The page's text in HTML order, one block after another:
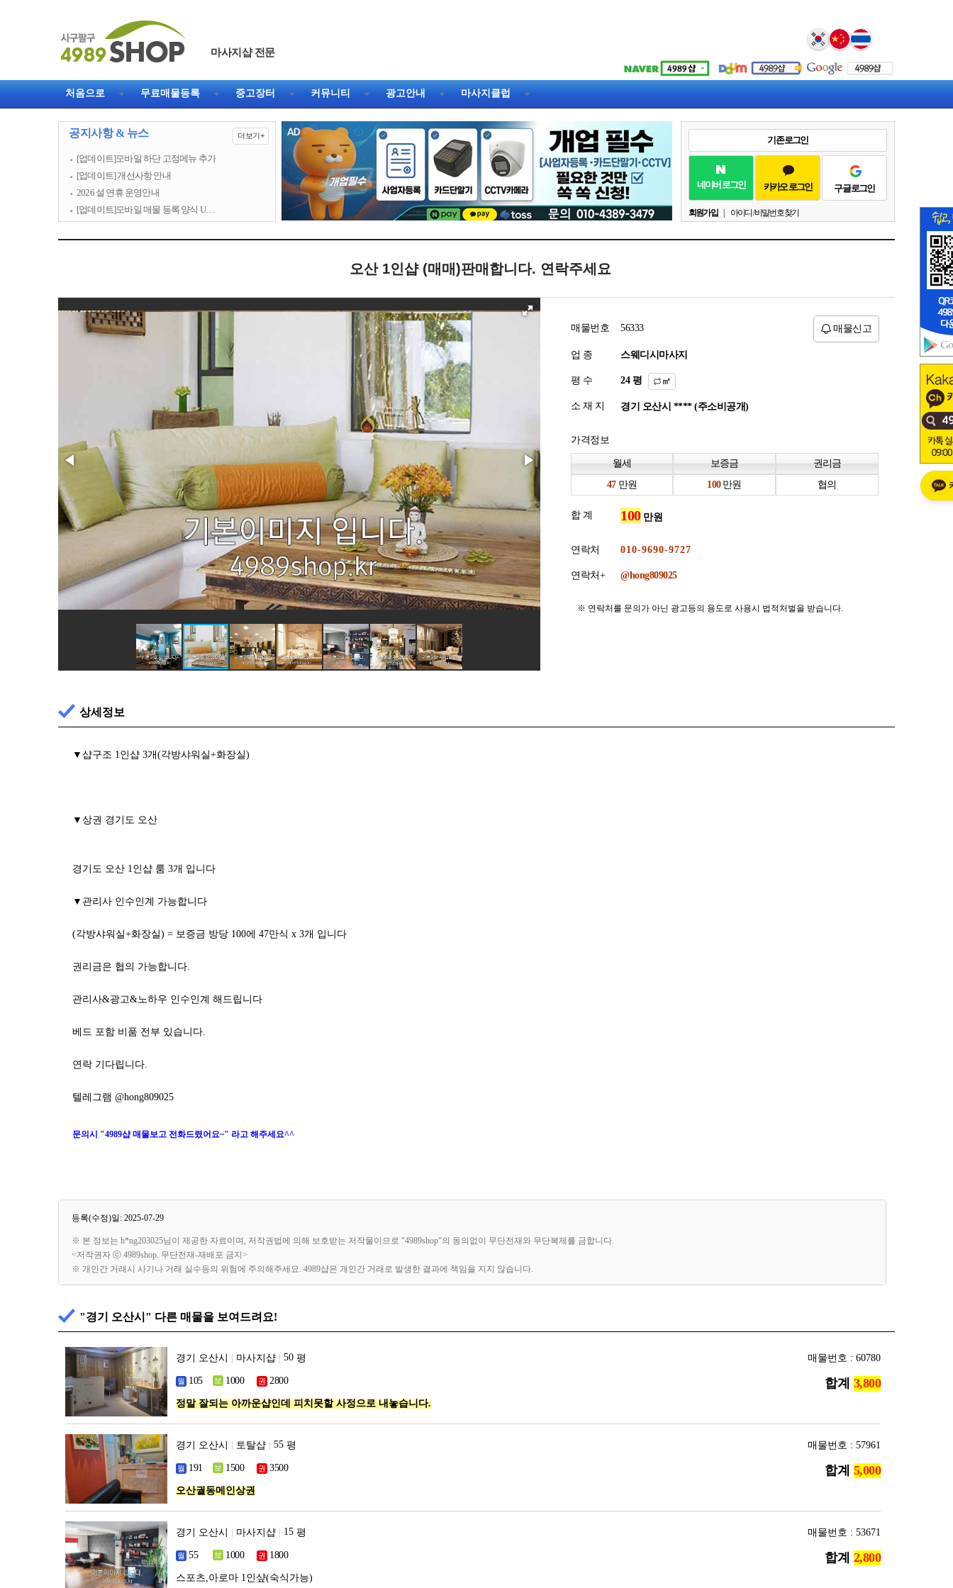
Select Language ▼
마사지샵 전문
처음으로 무료매물등록 중고장터 커뮤니티 광고안내 마사지클럽
공지사항 & 뉴스 더보기+
[업데이트]모바일 하단 고정메뉴 추가
[업데이트] 개선사항 안내
2026 설 연휴 운영안내
[업데이트]모바일 매물 등록 양식 U…
기존 로그인
네이버 로그인 카카오 로그인 구글 로그인
회원가입 아이디 / 비밀번호 찾기
오산 1인샵 (매매)판매합니다. 연락주세요
매물번호 56333 매물신고
업 종 스웨디시마사지
평 수 평 ㎡
소 재 지 경기 오산시 **** (주소비공개)
가격정보
월세 보증금
권리금
만원
만원 협의
합 계 만원
연락처
연락처+
※ 연락처를 문의가 아닌 광고등의 용도로 사용시 법적처벌을 받습니다.
상세정보
▼샵구조 1인샵 3개(각방샤워실+화장실)
▼상권 경기도 오산
경기도 오산 1인샵 룸 3개 입니다
▼관리사 인수인계 가능합니다
(각방샤워실+화장실) = 보증금 방당 100에 47만식 x 3개 입니다
권리금은 협의 가능합니다.
관리사&광고&노하우 인수인계 해드립니다
베드 포함 비품 전부 있습니다.
연락 기다립니다.
텔레그램 @hong809025
문의시 "4989샵 매물보고 전화드렸어요~" 라고 해주세요^^
등록(수정)일: 2025-07-29
※ 본 정보는 h*ng203025님이 제공한 자료이며, 저작권법에 의해 보호받는 저작물이므로 "4989shop"의 동의없이 무단전재와 무단복제를 금합니다.
<저작권자 ⓒ 4989shop. 무단전재-재배포 금지>
※ 개인간 거래시 사기나 거래 실수등의 위험에 주의해주세요. 4989샵은 개인간 거래로 발생한 결과에 책임을 지지 않습니다.
"경기 오산시" 다른 매물을 보여드려요!
경기 오산시 마사지샵 평 매물번호 : 60780
합계
정말 잘되는 아까운샵인데 피치못할 사정으로 내놓습니다.
경기 오산시 토탈샵 평 매물번호 : 57961
합계
오산궐동메인상권
경기 오산시 마사지샵 평 매물번호 : 53671
합계
스포츠,아로마 1인샾(숙식가능)